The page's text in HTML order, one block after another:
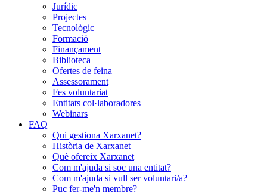
Jurídic
Projectes
Tecnològic
Formació
Finançament
Biblioteca
Ofertes de feina
Assessorament
Fes voluntariat
Entitats col·laboradores
Webinars
FAQ
Qui gestiona Xarxanet?
Història de Xarxanet
Què ofereix Xarxanet
Com m'ajuda si soc una entitat?
Com m'ajuda si vull ser voluntari/a?
Puc fer-me'n membre?